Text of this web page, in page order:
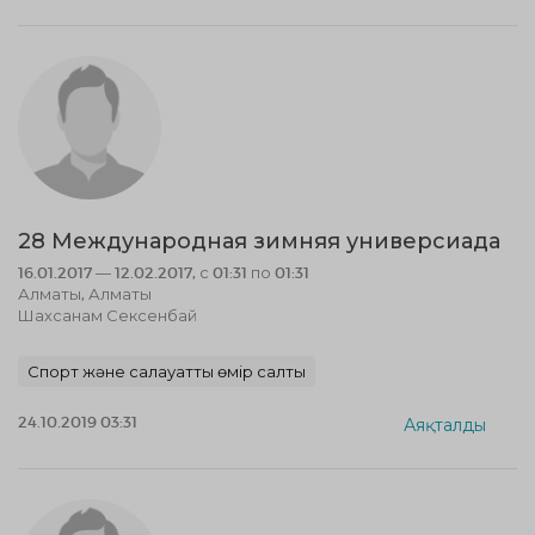
28 Международная зимняя универсиада
16.01.2017 — 12.02.2017, с 01:31 по 01:31
Алматы, Алматы
Шахсанам Сексенбай
Спорт және салауатты өмір салты
24.10.2019 03:31 Аяқталды